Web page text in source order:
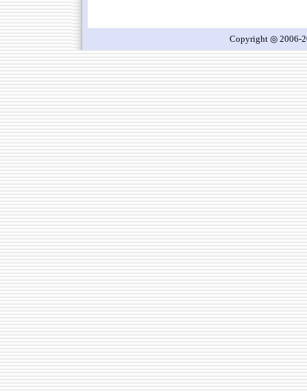
Copyright ◎ 2006-